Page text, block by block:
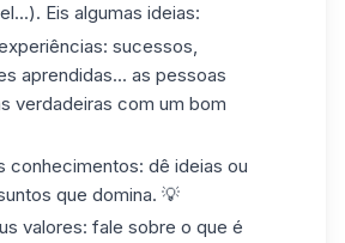
Eis algumas ideias:
: sucessos,
aprendidas... as pessoas
verdadeiras com um bom
conhecimentos: dê ideias ou
que domina. 💡
valores: fale sobre o que é